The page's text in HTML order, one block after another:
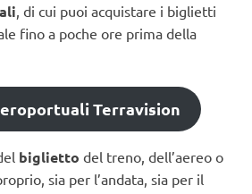
, di cui puoi acquistare i biglietti
fino a poche ore prima della
Terravision
biglietto del treno, dell’aereo o
sia per l’andata, sia per il